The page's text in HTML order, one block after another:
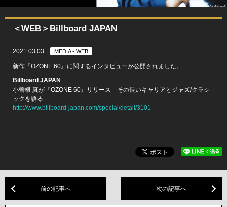
＜WEB＞Billboard JAPAN
2021.03.03 MEDIA - WEB
新作『OZONE 60』に関するインタビューが公開されました。
Billboard JAPAN
小曽根 真が『OZONE 60』リリース その長いキャリアとジャズ/クラシ
ックを語る
http://www.billboard-japan.com/special/detail/3101
前の記事へ 次の記事へ